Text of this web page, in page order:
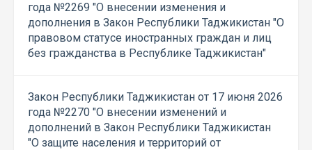
года №2269 "О внесении изменения и
дополнения в Закон Республики Таджикистан "О
правовом статусе иностранных граждан и лиц
без гражданства в Республике Таджикистан"
Закон Республики Таджикистан от 17 июня 2026
года №2270 "О внесении изменений и
дополнений в Закон Республики Таджикистан
"О защите населения и территорий от